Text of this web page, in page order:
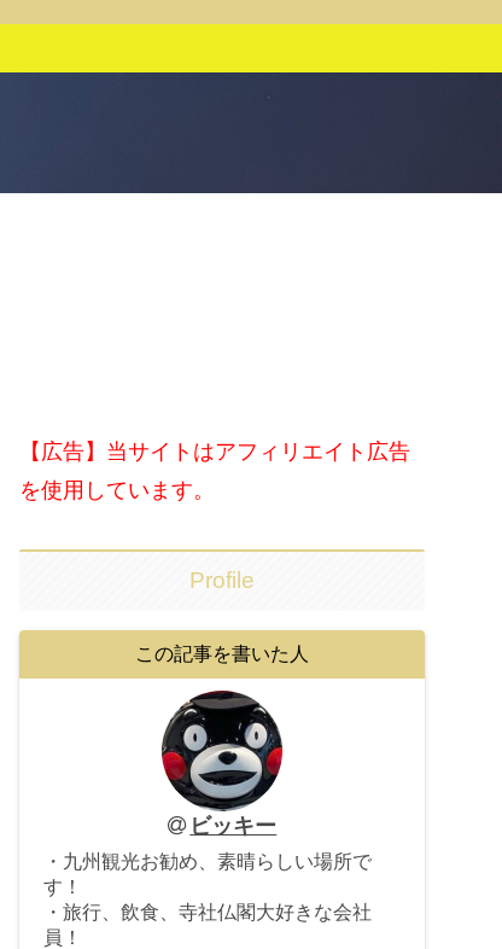
【広告】当サイトはアフィリエイト広告
を使用しています。
Profile
この記事を書いた人
ビッキー
・九州観光お勧め、素晴らしい場所で
す！
・旅行、飲食、寺社仏閣大好きな会社
員！